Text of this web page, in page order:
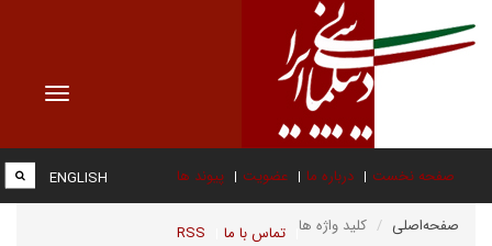
Toggle
صفحه نخست درباره ما عضویت پیوند ها
تماس با ما RSS
ENGLISH
صفحه‌اصلی کلید واژه ها